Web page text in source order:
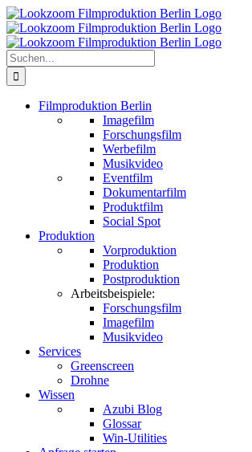
Zum
Inhalt
springen
Suche
nach:
Filmproduktion Berlin
Imagefilm
Forschungsfilm
Werbefilm
Musikvideo
Eventfilm
Dokumentarfilm
Produktfilm
Social Spot
Produktion
Vorproduktion
Produktion
Postproduktion
Arbeitsbeispiele:
Forschungsfilm
Imagefilm
Musikvideo
Services
Greenscreen
Drohne
Wissen
Azubi Blog
Glossar
Win-Utilities